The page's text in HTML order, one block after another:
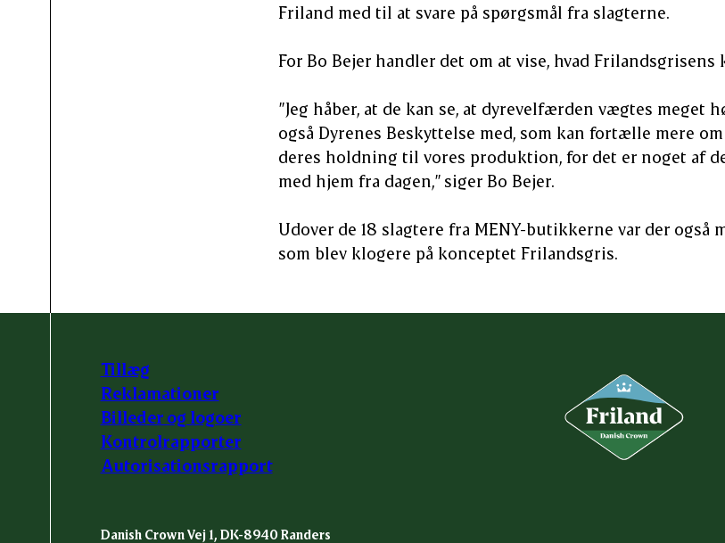
Friland med til at svare på spørgsmål fra slagterne.
For Bo Bejer handler det om at vise, hvad
”Jeg håber, at de kan se, at dyrevelfærden vægtes meget
også Dyrenes Beskyttelse med, som kan fortælle mere
deres holdning til vores produktion, for det er noget af
med hjem fra dagen,” siger Bo Bejer.
Udover de 18 slagtere fra MENY-butikkerne var der også
som blev klogere på konceptet Frilandsgris.
Tillæg
Reklamationer
Billeder og logoer
Kontrolrapporter
Autorisationsrapport
Danish Crown Vej 1, DK-8940 Randers